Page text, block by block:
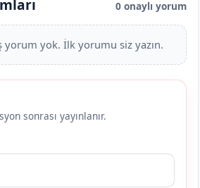
0 onaylı yorum
yorum yok. İlk yorumu siz yazın.
sonrası yayınlanır.